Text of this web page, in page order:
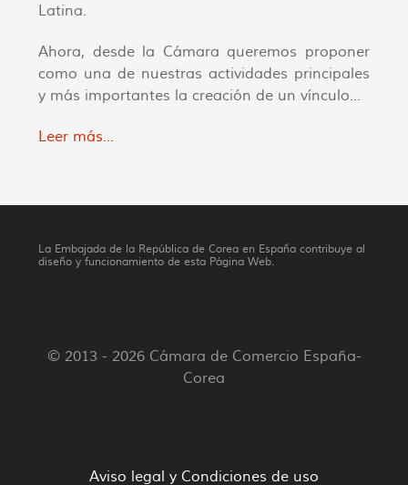
Latina.
Ahora, desde la Cámara queremos proponer
como una de nuestras actividades principales
y más importantes la creación de un vínculo...
Leer más...
La Embajada de la República de Corea en España contribuye al
diseño y funcionamiento de esta Página Web.
© 2013 - 2026 Cámara de Comercio España-
Corea
Aviso legal y Condiciones de uso